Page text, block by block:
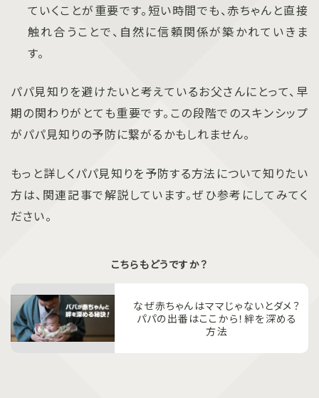
ていくことが重要です。短い時間でも、赤ちゃんと直接
触れ合うことで、自然に信頼関係が築かれていきま
す。
パパ見知りを避けたいと考えているお父さんにとって、早
期の関わりがとても重要です。この段階でのスキンシップ
がパパ見知りの予防に繋がるかもしれません。
もっと詳しくパパ見知りを予防する方法について知りたい
方は、関連記事で解説しています。ぜひ参考にしてみてく
ださい。
こちらもどうですか？
なぜ赤ちゃんはママじゃないとダメ？
パパの出番はここから！絆を深める
方法